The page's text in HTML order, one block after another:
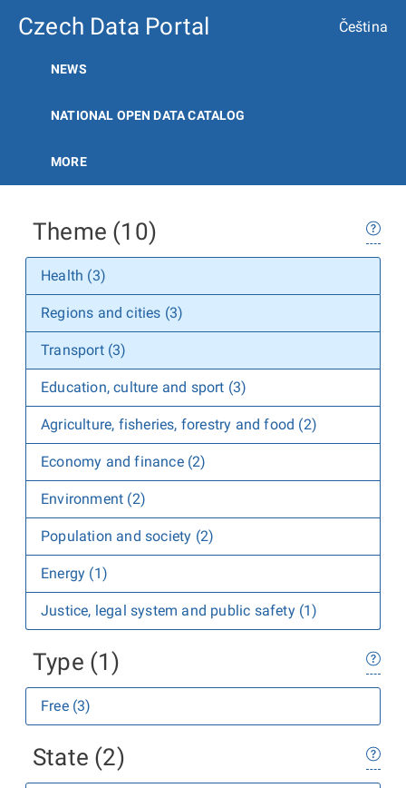
Czech Data Portal Čeština
NEWS
NATIONAL OPEN DATA CATALOG
MORE
Theme (10)
Health (3)
Regions and cities (3)
Transport (3)
Education, culture and sport (3)
Agriculture, fisheries, forestry and food (2)
Economy and finance (2)
Environment (2)
Population and society (2)
Energy (1)
Justice, legal system and public safety (1)
Type (1)
Free (3)
State (2)